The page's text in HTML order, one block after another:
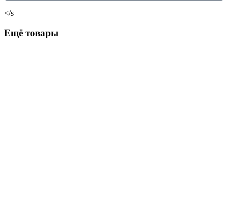
</s
Ещё товары